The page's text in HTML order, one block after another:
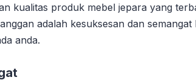
kualitas produk mebel jepara yang
adalah kesuksesan dan
anda.